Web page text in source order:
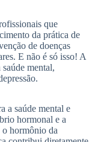
que
da prática de
de doenças
E não é só isso! A
mental,
a saúde mental e
hormonal e a
hormônio da